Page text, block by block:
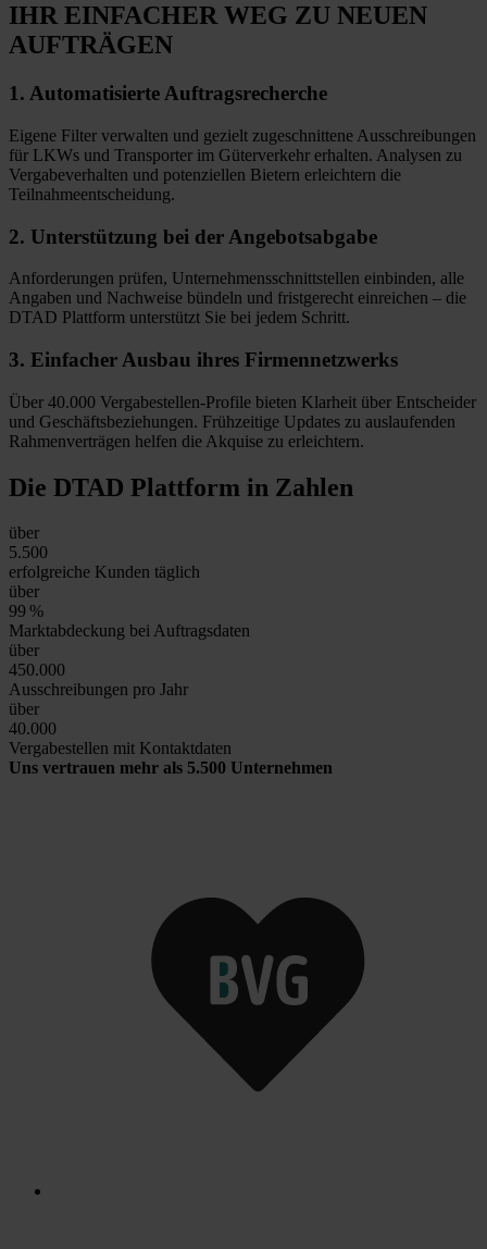
IHR EINFACHER WEG ZU NEUEN
AUFTRÄGEN
1. Automatisierte Auftragsrecherche
Eigene Filter verwalten und gezielt zugeschnittene Ausschreibungen
für LKWs und Transporter im Güterverkehr erhalten. Analysen zu
Vergabeverhalten und potenziellen Bietern erleichtern die
Teilnahmeentscheidung.
2. Unterstützung bei der Angebotsabgabe
Anforderungen prüfen, Unternehmensschnittstellen einbinden, alle
Angaben und Nachweise bündeln und fristgerecht einreichen – die
DTAD Plattform unterstützt Sie bei jedem Schritt.
3. Einfacher Ausbau ihres Firmennetzwerks
Über 40.000 Vergabestellen-Profile bieten Klarheit über Entscheider
und Geschäftsbeziehungen. Frühzeitige Updates zu auslaufenden
Rahmenverträgen helfen die Akquise zu erleichtern.
Die DTAD Plattform in Zahlen
über
5.500
erfolgreiche Kunden täglich
über
99 %
Marktabdeckung bei Auftragsdaten
über
450.000
Ausschreibungen pro Jahr
über
40.000
Vergabestellen mit Kontaktdaten
Uns vertrauen mehr als 5.500 Unternehmen